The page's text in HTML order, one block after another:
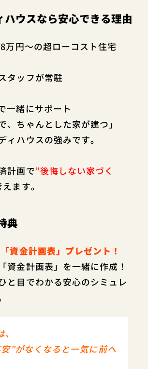
ハウスなら安心できる理由
万円～の超ローコスト住宅
タッフが常駐
一緒にサポート
、ちゃんとした家が建つ」
ィハウスの強みです。
計画で”後悔しない家づく
ます。
典
資金計画表」プレゼント！
資金計画表」を一緒に作成！
と目でわかる安心のシミュレ
”がなくなると一気に前へ